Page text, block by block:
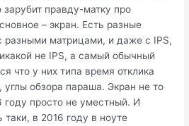
правду-матку про
– экран. Есть разные
разными матрицами, и даже с IPS,
не IPS, а самый обычный
что у них типа время отклика
обзора параша. Экран не то
году просто не уместный. И
таки, в 2016 году в ноуте